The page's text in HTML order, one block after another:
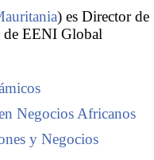
) es Director de
de EENI Global
Negocios Africanos
y Negocios